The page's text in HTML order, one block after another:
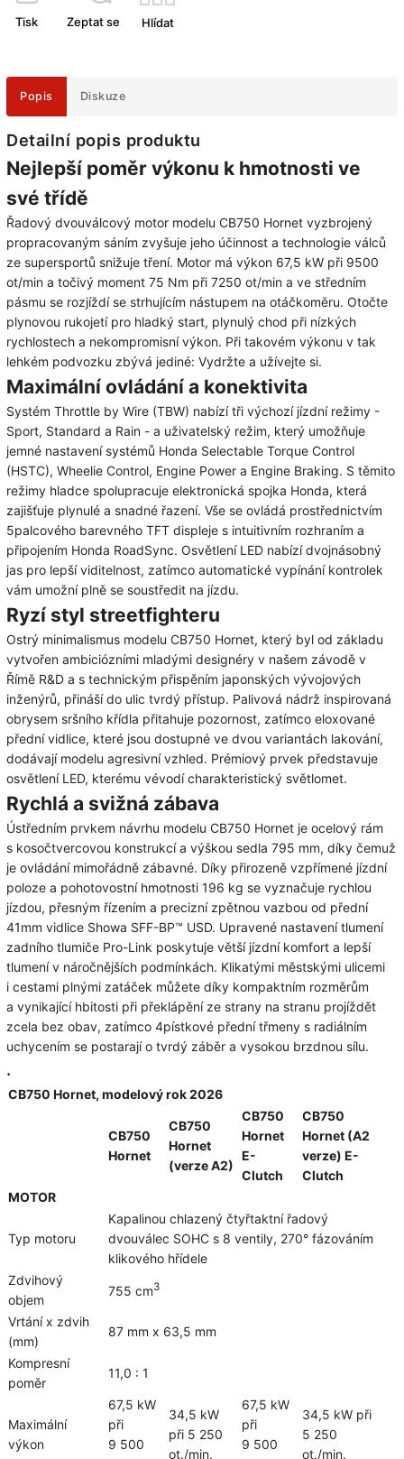
Tisk Zeptat se Hlídat
Popis Diskuze
Detailní popis produktu
Nejlepší poměr výkonu k hmotnosti ve
své třídě
Řadový dvouválcový motor modelu CB750 Hornet vyzbrojený
propracovaným sáním zvyšuje jeho účinnost a technologie válců
ze supersportů snižuje tření. Motor má výkon 67,5 kW při 9500
ot/min a točivý moment 75 Nm při 7250 ot/min a ve středním
pásmu se rozjíždí se strhujícím nástupem na otáčkoměru. Otočte
plynovou rukojetí pro hladký start, plynulý chod při nízkých
rychlostech a nekompromisní výkon. Při takovém výkonu v tak
lehkém podvozku zbývá jediné: Vydržte a užívejte si.
Maximální ovládání a konektivita
Systém Throttle by Wire (TBW) nabízí tři výchozí jízdní režimy -
Sport, Standard a Rain - a uživatelský režim, který umožňuje
jemné nastavení systémů Honda Selectable Torque Control
(HSTC), Wheelie Control, Engine Power a Engine Braking. S těmito
režimy hladce spolupracuje elektronická spojka Honda, která
zajišťuje plynulé a snadné řazení. Vše se ovládá prostřednictvím
5palcového barevného TFT displeje s intuitivním rozhraním a
připojením Honda RoadSync. Osvětlení LED nabízí dvojnásobný
jas pro lepší viditelnost, zatímco automatické vypínání kontrolek
vám umožní plně se soustředit na jízdu.
Ryzí styl streetfighteru
Ostrý minimalismus modelu CB750 Hornet, který byl od základu
vytvořen ambiciózními mladými designéry v našem závodě v
Římě R&D a s technickým přispěním japonských vývojových
inženýrů, přináší do ulic tvrdý přístup. Palivová nádrž inspirovaná
obrysem sršního křídla přitahuje pozornost, zatímco eloxované
přední vidlice, které jsou dostupné ve dvou variantách lakování,
dodávají modelu agresivní vzhled. Prémiový prvek představuje
osvětlení LED, kterému vévodí charakteristický světlomet.
Rychlá a svižná zábava
Ústředním prvkem návrhu modelu CB750 Hornet je ocelový rám
s kosočtvercovou konstrukcí a výškou sedla 795 mm, díky čemuž
je ovládání mimořádně zábavné. Díky přirozeně vzpřímené jízdní
poloze a pohotovostní hmotnosti 196 kg se vyznačuje rychlou
jízdou, přesným řízením a precizní zpětnou vazbou od přední
41mm vidlice Showa SFF-BP™ USD. Upravené nastavení tlumení
zadního tlumiče Pro-Link poskytuje větší jízdní komfort a lepší
tlumení v náročnějších podmínkách. Klikatými městskými ulicemi
i cestami plnými zatáček můžete díky kompaktním rozměrům
a vynikající hbitosti při překlápění ze strany na stranu projíždět
zcela bez obav, zatímco 4pístkové přední třmeny s radiálním
uchycením se postarají o tvrdý záběr a vysokou brzdnou sílu.
.
CB750 Hornet, modelový rok 2026
CB750
Hornet
CB750
Hornet
(verze A2)
CB750
Hornet
E-
Clutch
CB750
Hornet (A2
verze) E-
Clutch
MOTOR
Typ motoru
Kapalinou chlazený čtyřtaktní řadový
dvouválec SOHC s 8 ventily, 270° fázováním
klikového hřídele
Zdvihový
objem
755 cm3
Vrtání x zdvih
(mm)
87 mm x 63,5 mm
Kompresní
poměr
11,0 : 1
Maximální
výkon
67,5 kW
při
9 500
34,5 kW
při 5 250
ot./min.
67,5 kW
při
9 500
34,5 kW při
5 250
ot./min.